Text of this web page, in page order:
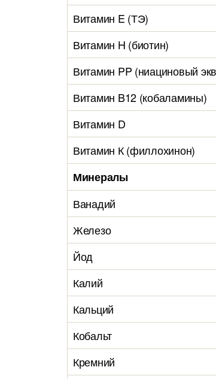
Витамин E (ТЭ)
Витамин H (биотин)
Витамин PP (ниациновый
Витамин B12 (кобаламины)
Витамин D
Витамин К (филлохинон)
Минералы
Ванадий
Железо
Йод
Калий
Кальций
Кобальт
Кремний